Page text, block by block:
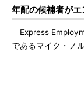
年配の候補者が
Express
であるマイク・ノ